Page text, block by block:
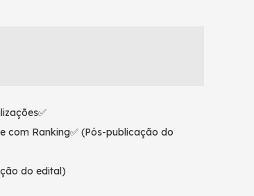
com Ranking✅ (Pós-publicação do
do edital)